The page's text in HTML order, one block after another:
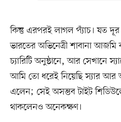
কিন্তু এরপরই লাগল প্যাঁচ। যত
ভারতের অভিনেত্রী শাবানা
চ্যারিটি অনুষ্ঠানে, আর সেখানে
আমি তো ধরেই নিয়েছি স্যার আর
এলেন; সেই অসম্ভব টাইট
থাকলেনও অনেকক্ষণ।